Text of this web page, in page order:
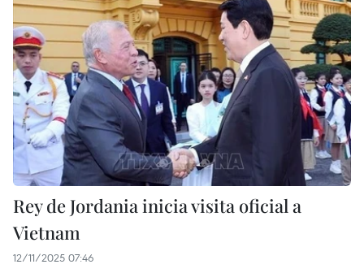
Rey de Jordania inicia visita oficial a
Vietnam
12/11/2025 07:46